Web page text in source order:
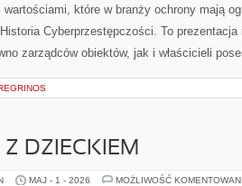
które w branży ochrony mają
Cyberprzestępczości. To
zarządców obiektów, jak i właścicieli
Z DZIECKIEM
MAJ - 1 - 2026 MOŻLIWOŚĆ